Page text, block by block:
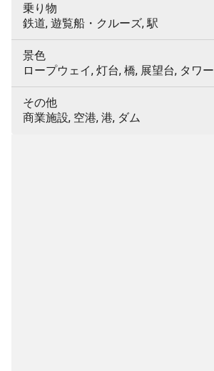
乗り物
鉄道, 遊覧船・クルーズ, 駅
景色
ロープウェイ, 灯台, 橋, 展望台, タワー
その他
商業施設, 空港, 港, ダム